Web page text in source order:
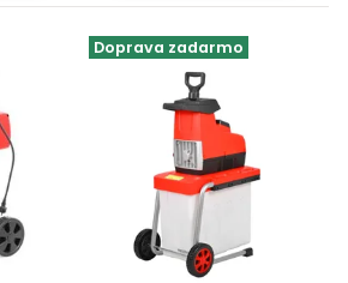
Doprava zadarmo